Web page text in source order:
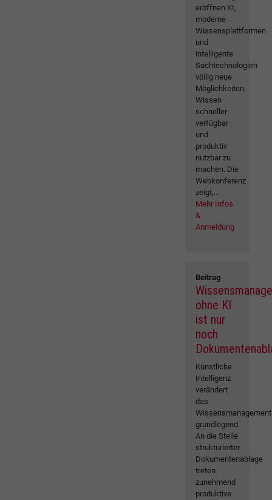
eröffnen KI,
moderne
Wissensplattformen
und
intelligente
Suchtechnologien
völlig neue
Möglichkeiten,
Wissen
schneller
verfügbar
und
produktiv
nutzbar zu
machen. Die
Webkonferenz
zeigt,...
Mehr Infos
&
Anmeldung
Beitrag
ohne KI
ist nur
noch
Künstliche
Intelligenz
verändert
das
Wissensmanagement
grundlegend.
An die Stelle
strukturierter
Dokumentenablage
treten
zunehmend
produktive